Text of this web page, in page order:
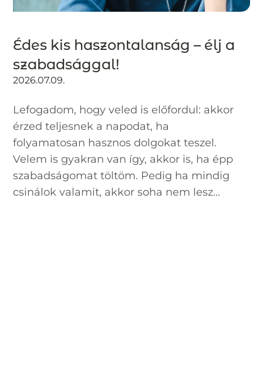
Édes kis haszontalanság – élj a
szabadsággal!
2026.07.09.
Lefogadom, hogy veled is előfordul: akkor
érzed teljesnek a napodat, ha
folyamatosan hasznos dolgokat teszel.
Velem is gyakran van így, akkor is, ha épp
szabadságomat töltöm. Pedig ha mindig
csinálok valamit, akkor soha nem lesz...